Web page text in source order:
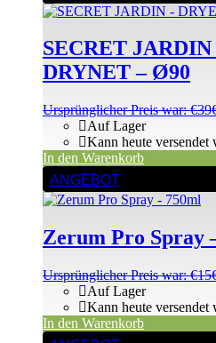
SECRET
DRYNET – Ø90
Ursprünglicher Preis war: €39
Auf Lager
Kann heute versendet
In den Warenkorb
ANGEBOT
Zerum Pro Spray
Ursprünglicher Preis war: €15
Auf Lager
Kann heute versendet
In den Warenkorb